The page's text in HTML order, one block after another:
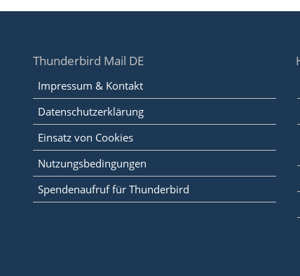
Thunderbird Mail DE
Impressum & Kontakt
Datenschutzerklärung
Einsatz von Cookies
Nutzungsbedingungen
Spendenaufruf für Thunderbird